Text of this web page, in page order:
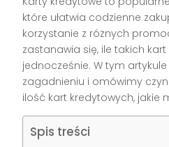
które ułatwia codzienne
korzystanie z różnych
zastanawia się, ile takich
jednocześnie. W tym
zagadnieniu i omówimy
ilość kart kredytowych, jakie
Spis treści